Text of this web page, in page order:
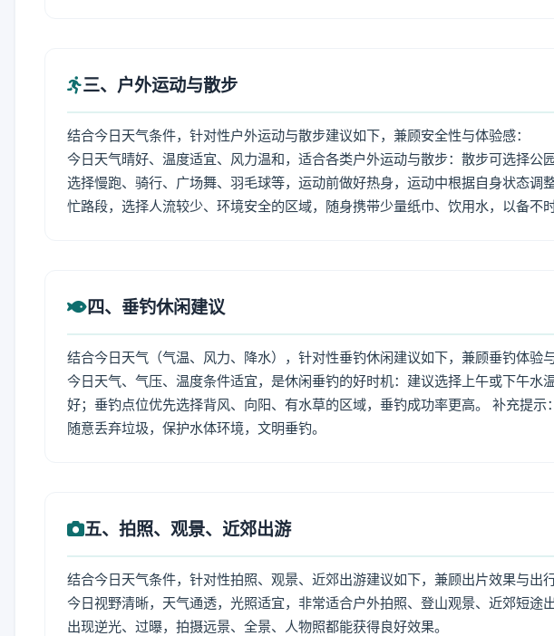
三、户外运动与散步
结合今日天气条件，针对性户外运动与散步建议如下，兼顾安全性与体验感：
今日天气晴好、温度适宜、风力温和，适合各类户外运动与散步：散步可选择公
选择慢跑、骑行、广场舞、羽毛球等，运动前做好热身，运动中根据自身状态调
忙路段，选择人流较少、环境安全的区域，随身携带少量纸巾、饮用水，以备不时
四、垂钓休闲建议
结合今日天气（气温、风力、降水），针对性垂钓休闲建议如下，兼顾垂钓体验与
今日天气、气压、温度条件适宜，是休闲垂钓的好时机：建议选择上午或下午水
好；垂钓点位优先选择背风、向阳、有水草的区域，垂钓成功率更高。 补充提
随意丢弃垃圾，保护水体环境，文明垂钓。
五、拍照、观景、近郊出游
结合今日天气条件，针对性拍照、观景、近郊出游建议如下，兼顾出片效果与出行
今日视野清晰，天气通透，光照适宜，非常适合户外拍照、登山观景、近郊短途
出现逆光、过曝，拍摄远景、全景、人物照都能获得良好效果。